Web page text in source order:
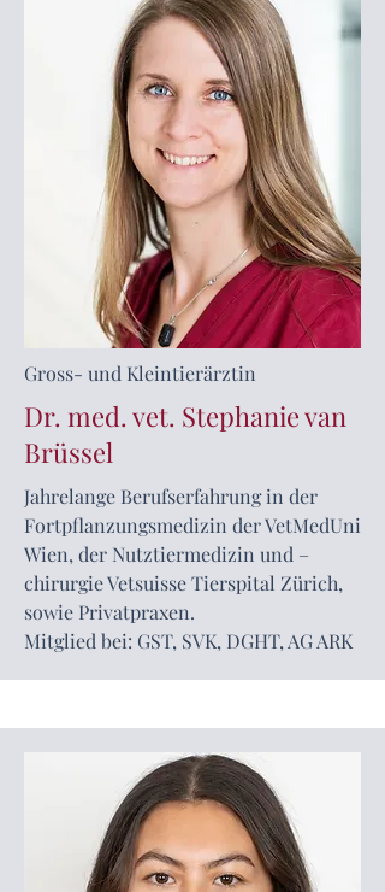
Gross- und Kleintierärztin
Dr. med. vet. Stephanie van
Brüssel
Jahrelange Berufserfahrung in der
Fortpflanzungsmedizin der VetMedUni
Wien, der Nutztiermedizin und –
chirurgie Vetsuisse Tierspital Zürich,
sowie Privatpraxen.
Mitglied bei: GST, SVK, DGHT, AG ARK